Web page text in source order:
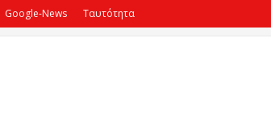
Google-News Ταυτότητα